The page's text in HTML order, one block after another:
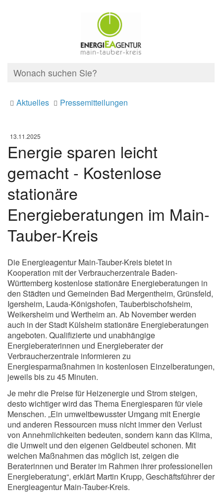
Aktuelles Pressemitteilungen
13.11.2025
Energie sparen leicht
gemacht - Kostenlose
stationäre
Energieberatungen im Main-
Tauber-Kreis
Die Energieagentur Main-Tauber-Kreis bietet in
Kooperation mit der Verbraucherzentrale Baden-
Württemberg kostenlose stationäre Energieberatungen in
den Städten und Gemeinden Bad Mergentheim, Grünsfeld,
Igersheim, Lauda-Königshofen, Tauberbischofsheim,
Weikersheim und Wertheim an. Ab November werden
auch in der Stadt Külsheim stationäre Energieberatungen
angeboten. Qualifizierte und unabhängige
Energieberaterinnen und Energieberater der
Verbraucherzentrale informieren zu
Energiesparmaßnahmen in kostenlosen Einzelberatungen,
jeweils bis zu 45 Minuten.
Je mehr die Preise für Heizenergie und Strom steigen,
desto wichtiger wird das Thema Energiesparen für viele
Menschen. „Ein umweltbewusster Umgang mit Energie
und anderen Ressourcen muss nicht immer den Verlust
von Annehmlichkeiten bedeuten, sondern kann das Klima,
die Umwelt und den eigenen Geldbeutel schonen. Mit
welchen Maßnahmen das möglich ist, zeigen die
Beraterinnen und Berater im Rahmen ihrer professionellen
Energieberatung“, erklärt Martin Krupp, Geschäftsführer der
Energieagentur Main-Tauber-Kreis.